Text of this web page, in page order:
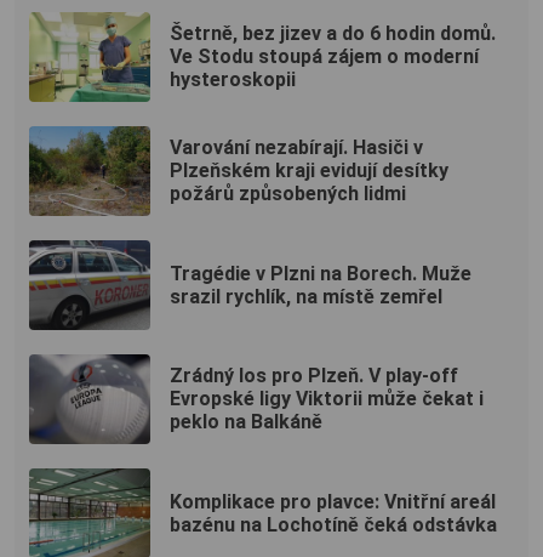
Šetrně, bez jizev a do 6 hodin domů.
Ve Stodu stoupá zájem o moderní
hysteroskopii
Varování nezabírají. Hasiči v
Plzeňském kraji evidují desítky
požárů způsobených lidmi
Tragédie v Plzni na Borech. Muže
srazil rychlík, na místě zemřel
Zrádný los pro Plzeň. V play-off
Evropské ligy Viktorii může čekat i
peklo na Balkáně
Komplikace pro plavce: Vnitřní areál
bazénu na Lochotíně čeká odstávka